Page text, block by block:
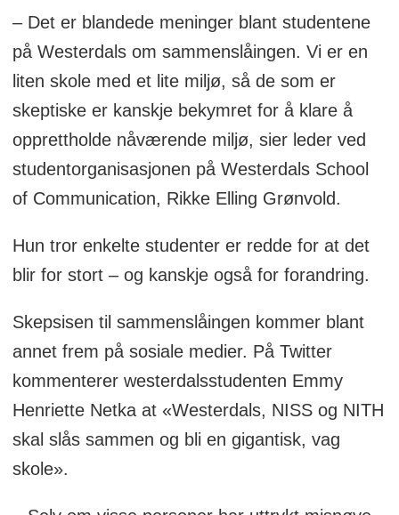
ABNU eier og driver også blant annet
Bjørknes, Norges
Informasjonsteknologiske Høgskole
(NITH), NKI Nettstudier, Nordisk
Institutt for Scene og Studio (NISS) og
ABNU omsetter årlig for mer enn 500
hjemmesider
Fire på Westerdals
– Det er blandede meninger blant studentene
på Westerdals om sammenslåingen. Vi er en
liten skole med et lite miljø, så de som er
skeptiske er kanskje bekymret for å klare å
opprettholde nåværende miljø, sier leder ved
studentorganisasjonen på Westerdals School
of Communication, Rikke Elling Grønvold.
Hun tror enkelte studenter er redde for at det
blir for stort – og kanskje også for forandring.
Skepsisen til sammenslåingen kommer blant
annet frem på sosiale medier. På Twitter
kommenterer westerdalsstudenten Emmy
Henriette Netka at «Westerdals, NISS og NITH
skal slås sammen og bli en gigantisk, vag
skole».